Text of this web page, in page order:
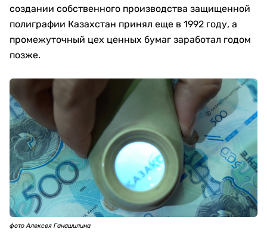
создании собственного производства защищенной
полиграфии Казахстан принял еще в 1992 году, а
промежуточный цех ценных бумаг заработал годом
позже.
фото Алексея Ганашилина